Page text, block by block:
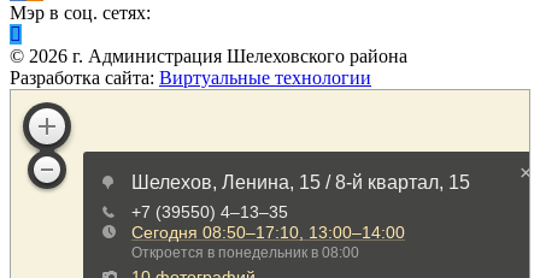
Мэр в соц. сетях:
© 2026 г. Администрация Шелеховского района
Разработка сайта: Виртуальные технологии